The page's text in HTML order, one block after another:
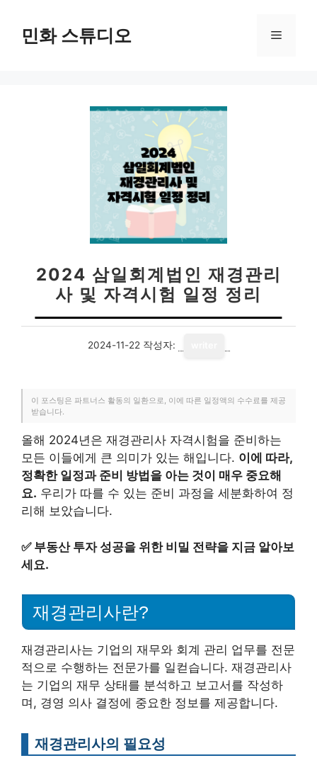
민화 스튜디오 메
2024 삼일회계법인 재경관리
사 및 자격시험 일정 정리
2024-11-22 작성자:
이 포스팅은 파트너스 활동의 일환으로, 이에 따른 일정액의 수수료를 제공
받습니다.
올해 2024년은 재경관리사 자격시험을 준비하는
모든 이들에게 큰 의미가 있는 해입니다. 이에 따라,
정확한 일정과 준비 방법을 아는 것이 매우 중요해
요. 우리가 따를 수 있는 준비 과정을 세분화하여 정
리해 보았습니다.
✅ 부동산 투자 성공을 위한 비밀 전략을 지금 알아보
세요.
재경관리사란?
재경관리사는 기업의 재무와 회계 관리 업무를 전문
적으로 수행하는 전문가를 일컫습니다. 재경관리사
는 기업의 재무 상태를 분석하고 보고서를 작성하
며, 경영 의사 결정에 중요한 정보를 제공합니다.
재경관리사의 필요성